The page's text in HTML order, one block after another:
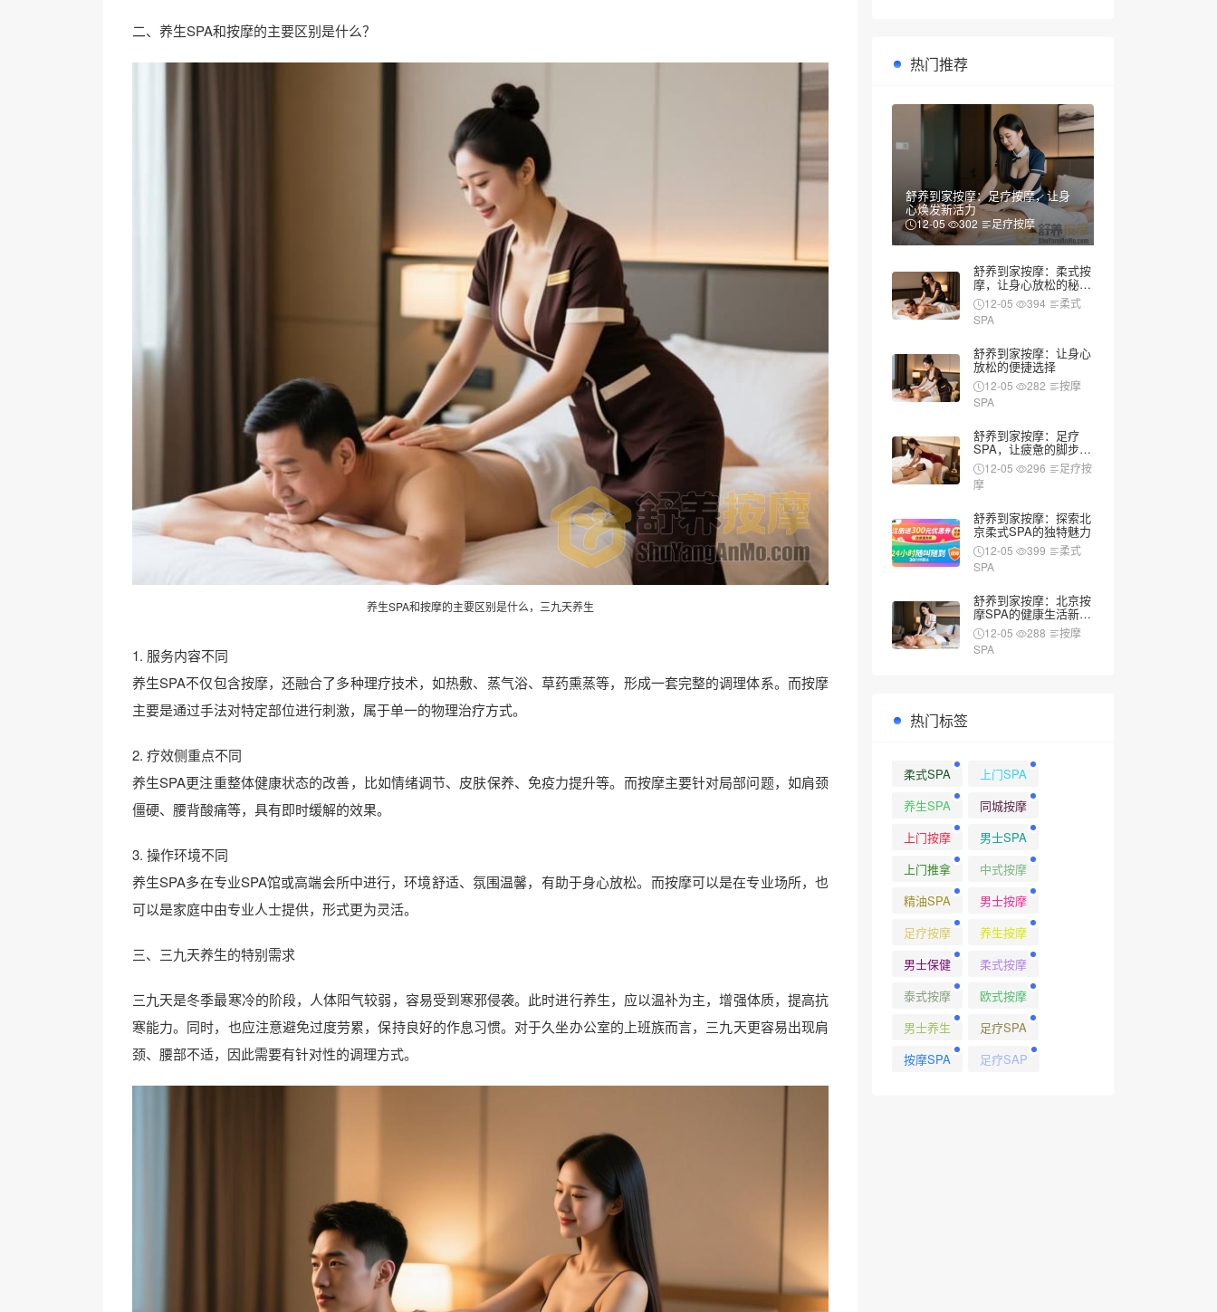
二、养生SPA和按摩的主要区别是什么？
养生SPA和按摩的主要区别是什么，三九天养生
1. 服务内容不同
养生SPA不仅包含按摩，还融合了多种理疗技术，如热敷、蒸气浴、草药熏蒸等，形成一套完整的调理体系。而按摩
主要是通过手法对特定部位进行刺激，属于单一的物理治疗方式。
2. 疗效侧重点不同
养生SPA更注重整体健康状态的改善，比如情绪调节、皮肤保养、免疫力提升等。而按摩主要针对局部问题，如肩颈
僵硬、腰背酸痛等，具有即时缓解的效果。
3. 操作环境不同
养生SPA多在专业SPA馆或高端会所中进行，环境舒适、氛围温馨，有助于身心放松。而按摩可以是在专业场所，也
可以是家庭中由专业人士提供，形式更为灵活。
三、三九天养生的特别需求
三九天是冬季最寒冷的阶段，人体阳气较弱，容易受到寒邪侵袭。此时进行养生，应以温补为主，增强体质，提高抗
寒能力。同时，也应注意避免过度劳累，保持良好的作息习惯。对于久坐办公室的上班族而言，三九天更容易出现肩
颈、腰部不适，因此需要有针对性的调理方式。
热门推荐
舒养到家按摩：足疗按摩，让身
心焕发新活力
12-05 302 足疗按摩
舒养到家按摩：柔式按
摩，让身心放松的秘密
武器12-05 394
柔式
SPA
舒养到家按摩：让身心
放松的便捷选择
12-05 282
按摩
SPA
舒养到家按摩：足疗
SPA，让疲惫的脚步重
新焕发活力
12-05 296
足疗按
摩
舒养到家按摩：探索北
京柔式SPA的独特魅力
12-05 399
柔式
SPA
舒养到家按摩：北京按
摩SPA的健康生活新风
尚12-05 288
按摩
SPA
热门标签
柔式SPA
上门SPA
养生SPA
同城按摩
上门按摩
男士SPA
上门推拿
中式按摩
精油SPA
男士按摩
足疗按摩
养生按摩
男士保健
柔式按摩
泰式按摩
欧式按摩
男士养生
足疗SPA
按摩SPA
足疗SAP